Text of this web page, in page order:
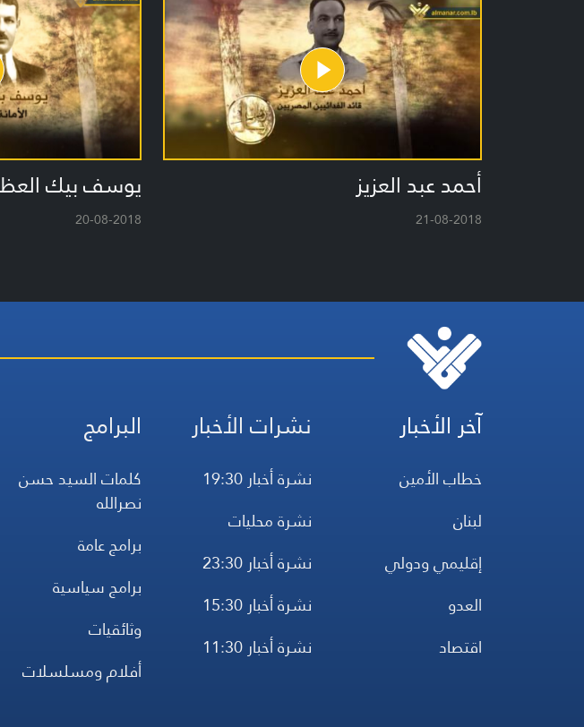
أحمد عبد العزيز
21-08-2018
يوسف بيك
20-08-2018
آخر الأخبار
خطاب الأمين
لبنان
إقليمي ودولي
العدو
اقتصاد
نشرات الأخبار
نشرة أخبار 19:30
نشرة محليات
نشرة أخبار 23:30
نشرة أخبار 15:30
نشرة أخبار 11:30
البرامج
كلمات السيد حسن
نصرالله
برامج عامة
برامج سياسية
وثائقيات
أفلام ومسلسلات